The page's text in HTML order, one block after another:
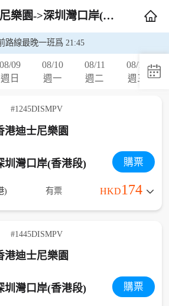
香港迪士尼樂園->深圳灣口岸(香港段)
路線最晚一班爲 21:45
08/09
週日
08/10
週一
08/11
週二
08/12
週三
#1245DISMPV
港迪士尼樂園
圳灣口岸(香港段) 購票
) 有票 HKD174
#1445DISMPV
港迪士尼樂園
圳灣口岸(香港段) 購票